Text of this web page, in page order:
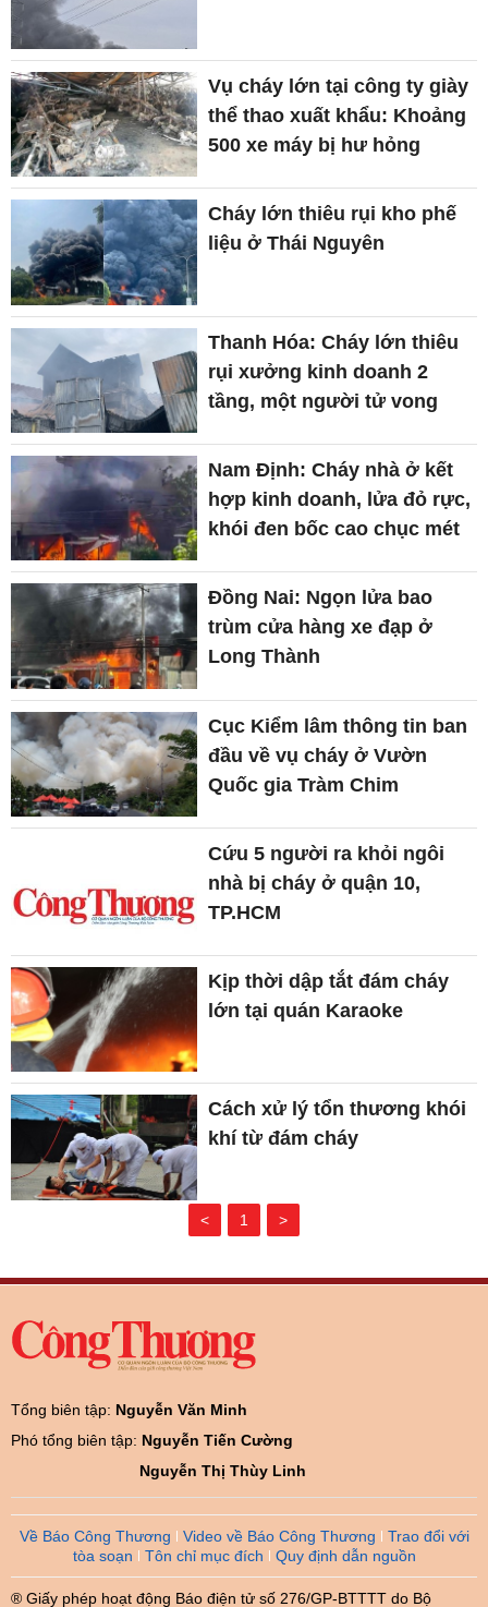
Vụ cháy lớn tại công ty giày
thể thao xuất khẩu: Khoảng
500 xe máy bị hư hỏng
Cháy lớn thiêu rụi kho phế
liệu ở Thái Nguyên
Thanh Hóa: Cháy lớn thiêu
rụi xưởng kinh doanh 2
tầng, một người tử vong
Nam Định: Cháy nhà ở kết
hợp kinh doanh, lửa đỏ rực,
khói đen bốc cao chục mét
Đồng Nai: Ngọn lửa bao
trùm cửa hàng xe đạp ở
Long Thành
Cục Kiểm lâm thông tin ban
đầu về vụ cháy ở Vườn
Quốc gia Tràm Chim
Cứu 5 người ra khỏi ngôi
nhà bị cháy ở quận 10,
TP.HCM
Kịp thời dập tắt đám cháy
lớn tại quán Karaoke
Cách xử lý tổn thương khói
khí từ đám cháy
< 1 >
Tổng biên tập: Nguyễn Văn Minh
Phó tổng biên tập: Nguyễn Tiến Cường
Nguyễn Thị Thùy Linh
Về Báo Công Thương Video về Báo Công Thương
Trao đổi với
tòa soạn
Tôn chỉ mục đích Quy định dẫn nguồn
® Giấy phép hoạt động Báo điện tử số 276/GP-BTTTT do Bộ